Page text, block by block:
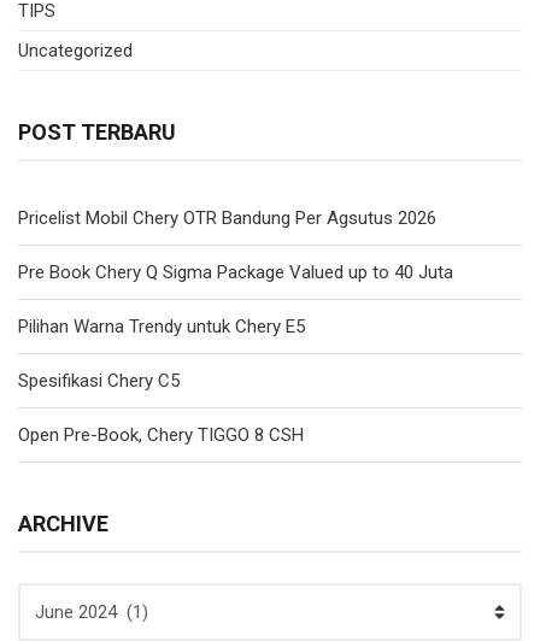
TIPS
Uncategorized
POST TERBARU
Pricelist Mobil Chery OTR Bandung Per Agsutus 2026
Pre Book Chery Q Sigma Package Valued up to 40 Juta
Pilihan Warna Trendy untuk Chery E5
Spesifikasi Chery C5
Open Pre-Book, Chery TIGGO 8 CSH
ARCHIVE